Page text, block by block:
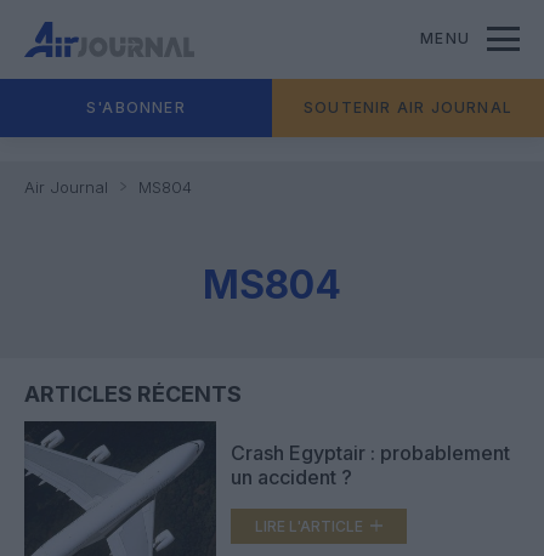
MENU
S'ABONNER SOUTENIR AIR JOURNAL
Air Journal MS804
MS804
ARTICLES RÉCENTS
Crash Egyptair : probablement
un accident ?
LIRE L'ARTICLE